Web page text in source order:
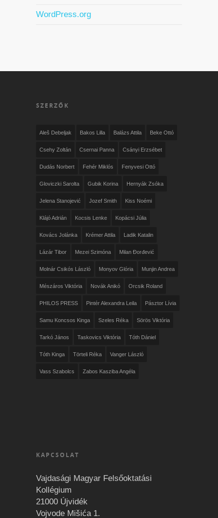
WordPress.org
SZERZŐK
Aleš Debeljak Bakos Lilla Balázs Attila Beke Ottó
Csehy Zoltán Csernai Panna Csányi Erzsébet
Dudás Norbert Fehér Miklós Fenyvesi Ottó
Gloviczki Sarolta Gubik Korina Hernyák Zsóka
Jelena Stanojević Jozef Smith Kiss Noémi
Klájó Adrián Kocsis Lenke Kopácsi Júlia
Kovács Jolánka Krémer Attila Ladik Katalin
Lázár Tibor Mezei Szimóna Milan Đorđević
Molnár Csikós László Monyov Glória Munjin Andrea
Mészáros Viktória Novák Anikó Orcsik Roland
PHILOS PRESS Pintér Alexandra Leila Pásztor Lívia
Samu Koncsos Kinga Szeles Réka Sörös Viktória
Tarkó János Taskovics Viktória Tóth Dániel
Tóth Kinga Törteli Réka Vanger László
Vass Szabolcs Zabos Kasziba Angéla
KAPCSOLAT
Vajdasági Magyar Felsőoktatási
Kollégium
21000 Újvidék
Vojvode Mišića 1.